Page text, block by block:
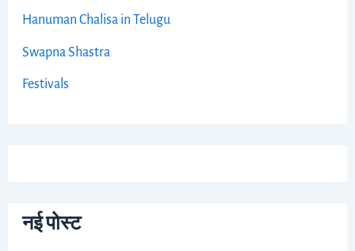
Hanuman Chalisa in Telugu
Swapna Shastra
Festivals
नई पोस्ट